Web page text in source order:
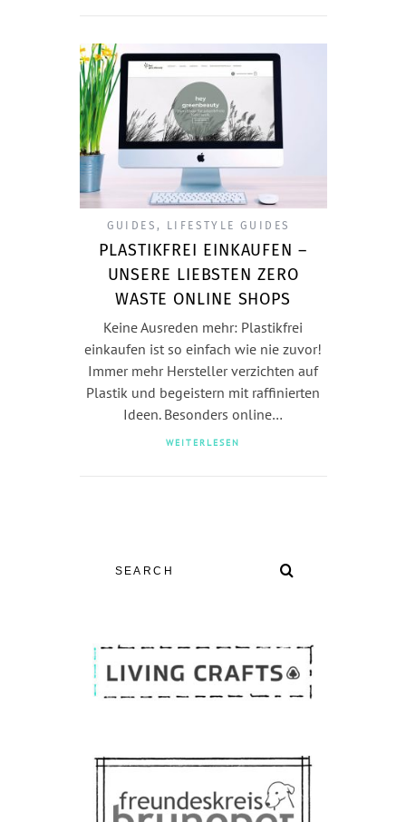
GUIDES, LIFESTYLE GUIDES
PLASTIKFREI EINKAUFEN –
UNSERE LIEBSTEN ZERO
WASTE ONLINE SHOPS
Keine Ausreden mehr: Plastikfrei
einkaufen ist so einfach wie nie zuvor!
Immer mehr Hersteller verzichten auf
Plastik und begeistern mit raffinierten
Ideen. Besonders online…
WEITERLESEN